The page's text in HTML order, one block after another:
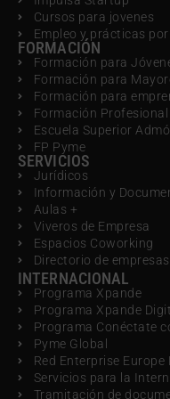
Cursos para jovenes
Empleo y prácticas
FORMACIÓN
Formación para
Formación para
Formación para
Formación Profesional
Escuela Superior
FP Pyme
SERVICIOS
Jurídicos
Información y
Aulas +
Viveros de Empresa
Espacios Coworking
Directorio de empresas
INTERNACIONAL
Programa Xpande
Programa Xpande
Programa Conéctate
Pyme Global
Red Enterprise
Servicios para la
Tramitación de